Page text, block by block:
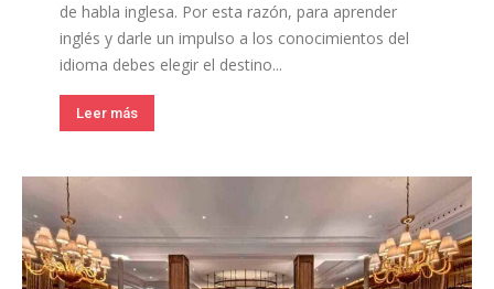
de habla inglesa. Por esta razón, para aprender
inglés y darle un impulso a los conocimientos del
idioma debes elegir el destino...
Leer más